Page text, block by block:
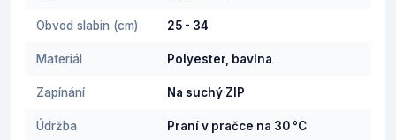
Obvod slabin (cm) 25 - 34
Materiál Polyester, bavlna
Zapínání Na suchý ZIP
Údržba Praní v pračce na 30 °C